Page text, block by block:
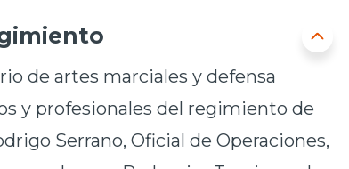
de artes marciales y defensa
y profesionales del regimiento de
Serrano, Oficial de Operaciones,